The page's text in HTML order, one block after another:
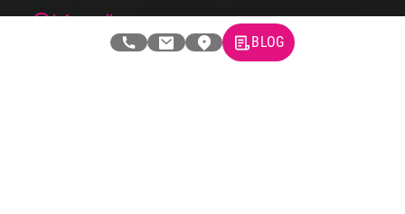
Informacije
Isporuka robe
BLOG